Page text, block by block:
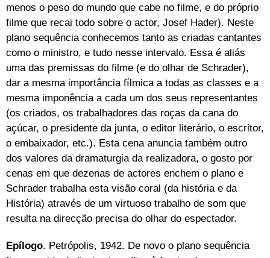
menos o peso do mundo que cabe no filme, e do próprio
filme que recai todo sobre o actor, Josef Hader). Neste
plano sequênciaconhecemos tanto as criadas cantantes
como o ministro, e tudo nesse intervalo. Essa é aliás
uma das premissas do filme (e do olhar de Schrader),
dar a mesma importância fílmica a todas as classes e a
mesma imponência a cada um dos seus representantes
(os criados, os trabalhadores das roças da cana do
açúcar, o presidente da junta, o editor literário, o escritor,
o embaixador, etc.). Esta cena anuncia também outro
dos valores da dramaturgia da realizadora, o gosto por
cenas em que dezenas de actores enchem o plano e
Schrader trabalha esta visão coral (da história e da
História) através de um virtuoso trabalho de som que
resulta na direcção precisa do olhar do espectador.
Epílogo. Petrópolis, 1942. De novo o plano sequência